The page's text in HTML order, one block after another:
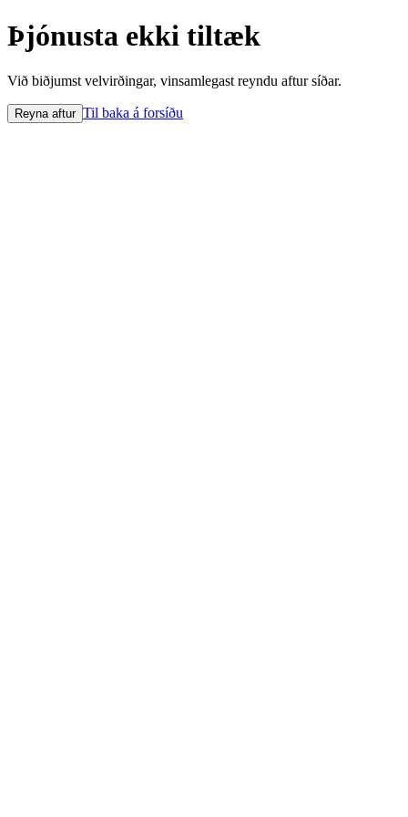
Þjónusta ekki tiltæk
Við biðjumst velvirðingar, vinsamlegast reyndu aftur síðar.
Reyna aftur Til baka á forsíðu